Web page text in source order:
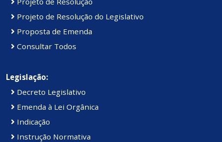
Projeto de Resolução do Legislativo
Proposta de Emenda
Consultar Todos
Legislação:
Decreto Legislativo
Emenda à Lei Orgânica
Indicação
Instrução Normativa